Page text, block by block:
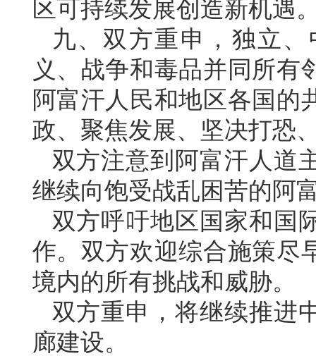
区可持续发展创造新机遇
九、双方重申，独立
义、战争和毒品并同所有
阿富汗人民和地区各国的
政、聚焦发展、坚决打恐
双方注意到阿富汗人道
继续向饱受战乱困苦的阿
双方呼吁地区国家和国
作。双方欢迎综合施策尽
境内的所有挑战和威胁。
双方重申，将继续推
廊建设。